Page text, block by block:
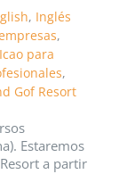
, Inglés
,
para
,
Gof Resort
Estaremos
a partir